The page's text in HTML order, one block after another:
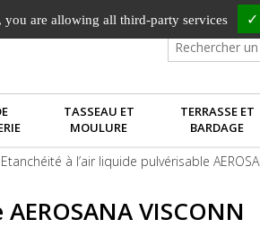
TASSEAU ET
MOULURE
TERRASSE ET
BARDAGE
Etanchéité à l’air liquide pulvérisable
VISCONN
are allowing all third-party services ✓